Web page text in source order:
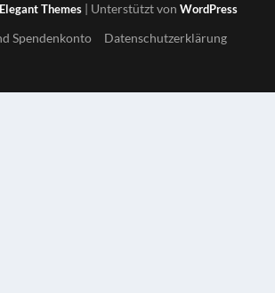
Elegant Themes| Unterstützt von WordPress
Spendenkonto Datenschutzerklärung